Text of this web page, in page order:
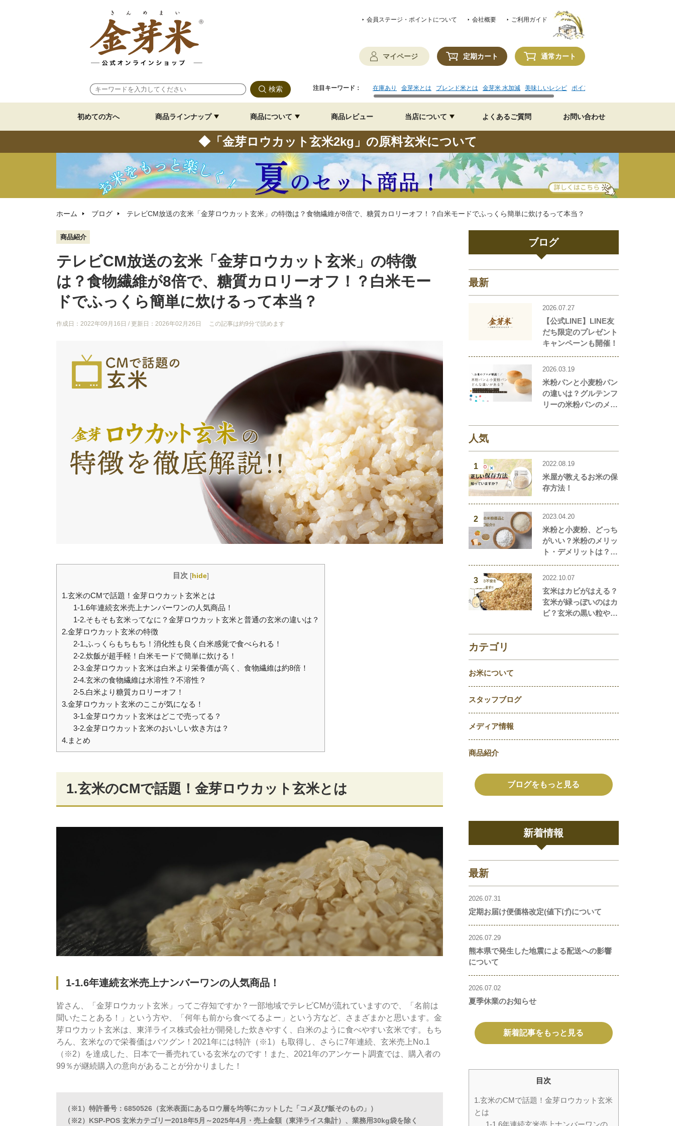
会員ステージ・ポイントについて 会社概要 ご利用ガイド
マイページ 定期カート 通常カート
注目キーワード： 在庫あり 金芽米とは ブレンド米とは 金芽米 水加減 美味しいレシピ ポイントの使い方
初めての方へ 商品ラインナップ 商品について 商品レビュー 当店について よくあるご質問 お問い合わせ
◆「金芽ロウカット玄米2kg」の原料玄米について
ホーム ブログ テレビCM放送の玄米「金芽ロウカット玄米」の特徴は？食物繊維が8倍で、糖質カロリーオフ！？白米モードでふっくら簡単に炊けるって本当？
商品紹介
テレビCM放送の玄米「金芽ロウカット玄米」の特徴
は？食物繊維が8倍で、糖質カロリーオフ！？白米モー
ドでふっくら簡単に炊けるって本当？
作成日：2022年09月16日 / 更新日：2026年02月26日 この記事は約9分で読めます
目次 [hide]
1.玄米のCMで話題！金芽ロウカット玄米とは
1-1.6年連続玄米売上ナンバーワンの人気商品！
1-2.そもそも玄米ってなに？金芽ロウカット玄米と普通の玄米の違いは？
2.金芽ロウカット玄米の特徴
2-1.ふっくらもちもち！消化性も良く白米感覚で食べられる！
2-2.炊飯が超手軽！白米モードで簡単に炊ける！
2-3.金芽ロウカット玄米は白米より栄養価が高く、食物繊維は約8倍！
2-4.玄米の食物繊維は水溶性？不溶性？
2-5.白米より糖質カロリーオフ！
3.金芽ロウカット玄米のここが気になる！
3-1.金芽ロウカット玄米はどこで売ってる？
3-2.金芽ロウカット玄米のおいしい炊き方は？
4.まとめ
1.玄米のCMで話題！金芽ロウカット玄米とは
1-1.6年連続玄米売上ナンバーワンの人気商品！
皆さん、「金芽ロウカット玄米」ってご存知ですか？一部地域でテレビCMが流れていますので、「名前は
聞いたことある！」という方や、「何年も前から食べてるよー」という方など、さまざまかと思います。金
芽ロウカット玄米は、東洋ライス株式会社が開発した炊きやすく、白米のように食べやすい玄米です。もち
ろん、玄米なので栄養価はバツグン！2021年には特許（※1）も取得し、さらに7年連続、玄米売上No.1
（※2）を達成した、日本で一番売れている玄米なのです！また、2021年のアンケート調査では、購入者の
99％が継続購入の意向があることが分かりました！
（※1）特許番号：6850526（玄米表面にあるロウ層を均等にカットした「コメ及び飯そのもの」）
（※2）KSP-POS 玄米カテゴリー2018年5月～2025年4月・売上金額（東洋ライス集計）、業務用30kg袋を除く
ブログ
最新
2026.07.27
【公式LINE】LINE友
だち限定のプレゼント
キャンペーンも開催！
2026.03.19
米粉パンと小麦粉パン
の違いは？グルテンフ
リーの米粉パンのメリ
説します！
人気
1 2022.08.19
米屋が教えるお米の保
存方法！
2 2023.04.20
米粉と小麦粉、どっち
がいい？米粉のメリッ
ト・デメリットは？米
養価を解説！おすすめ
単レシピもご紹介！
3 2022.10.07
玄米はカビがはえる？
玄米が緑っぽいのはカ
ビ？玄米の黒い粒や点
ることを徹底解説！
カテゴリ
お米について
スタッフブログ
メディア情報
商品紹介
ブログをもっと見る
新着情報
最新
2026.07.31
定期お届け便価格改定(値下げ)について
2026.07.29
熊本県で発生した地震による配送への影響
について
2026.07.02
夏季休業のお知らせ
新着記事をもっと見る
目次
1.玄米のCMで話題！金芽ロウカット玄米
とは
1-1.6年連続玄米売上ナンバーワンの